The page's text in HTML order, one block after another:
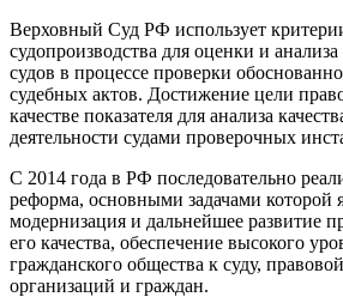
Верховный Суд РФ использует
судопроизводства для оценки и
судов в процессе проверки
судебных актов. Достижение цели
качестве показателя для анализа
деятельности судами проверочных
С 2014 года в РФ последовательно
реформа, основными задачами которой
модернизация и дальнейшее развитие
его качества, обеспечение высокого
гражданского общества к суду,
организаций и граждан.